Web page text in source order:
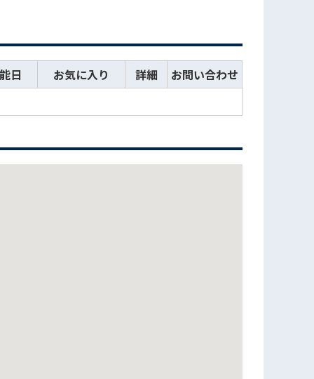
日 お気に入り 詳細
お問い合わせ